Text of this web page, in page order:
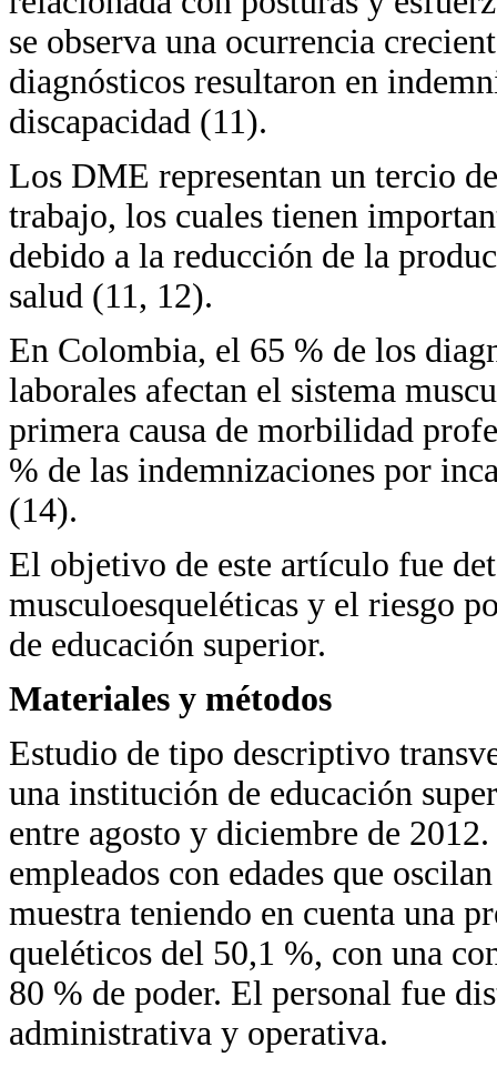
se observa una ocurrencia
diagnósticos resultaron en
discapacidad (11).
Los DME representan un tercio
trabajo, los cuales tienen
debido a la reducción de la
salud (11, 12).
En Colombia, el 65 % de los
laborales afectan el sistema
primera causa de morbilidad
% de las indemnizaciones por
(14).
El objetivo de este artículo fue
musculoesqueléticas y el riesgo
de educación superior.
Materiales y métodos
Estudio de tipo descriptivo
una institución de educación
entre agosto y diciembre de
empleados con edades que
muestra teniendo en cuenta una
queléticos del 50,1 %, con una
80 % de poder. El personal fue
administrativa y operativa.